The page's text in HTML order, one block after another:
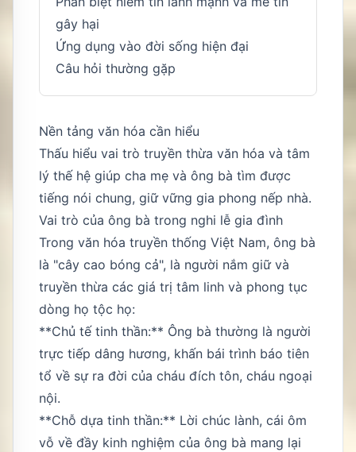
gây hại
Ứng dụng vào đời sống hiện đại
Câu hỏi thường gặp
Nền tảng văn hóa cần hiểu
Thấu hiểu vai trò truyền thừa văn hóa và tâm
lý thế hệ giúp cha mẹ và ông bà tìm được
tiếng nói chung, giữ vững gia phong nếp nhà.
Vai trò của ông bà trong nghi lễ gia đình
Trong văn hóa truyền thống Việt Nam, ông bà
là "cây cao bóng cả", là người nắm giữ và
truyền thừa các giá trị tâm linh và phong tục
dòng họ tộc họ:
**Chủ tế tinh thần:** Ông bà thường là người
trực tiếp dâng hương, khấn bái trình báo tiên
tổ về sự ra đời của cháu đích tôn, cháu ngoại
nội.
**Chỗ dựa tinh thần:** Lời chúc lành, cái ôm
vỗ về đầy kinh nghiệm của ông bà mang lại